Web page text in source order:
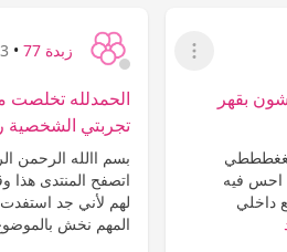
عرض القائمة
بقهر
احس فيه
داخلي
زبدة 77 •
الحمدلله تخلصت
تجربتي الشخصية
بسم االله الرحمن
اتصفح المنتدى
لهم لأني جد
المهم نخش